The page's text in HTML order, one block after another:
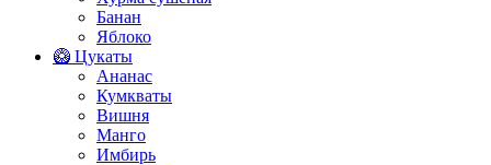
Банан
Яблоко
🥝 Цукаты
Ананас
Кумкваты
Вишня
Манго
Имбирь